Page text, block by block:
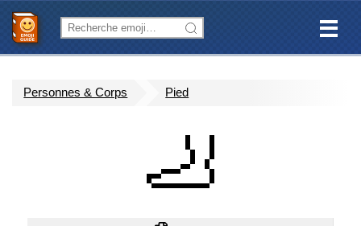
Personnes & Corps Pied
🦶